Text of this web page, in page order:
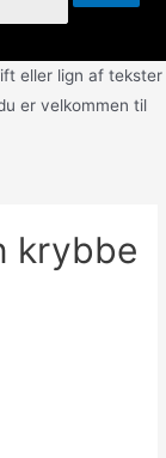
eller lign af tekster
er velkommen til
krybbe